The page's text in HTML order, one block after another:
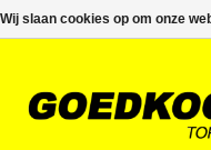
Wij slaan cookies op om onze